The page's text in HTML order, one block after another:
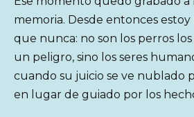
memoria. Desde entonces
que nunca: no son los perros
un peligro, sino los seres
cuando su juicio se ve nublado
en lugar de guiado por los